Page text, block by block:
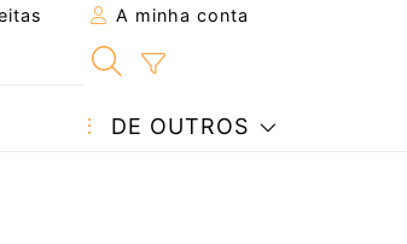
A minha conta
DE OUTROS